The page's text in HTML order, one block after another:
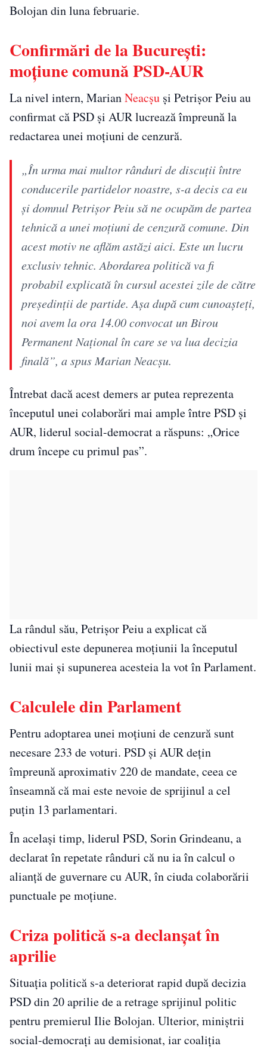
Bolojan din luna februarie.
Confirmări de la București:
moțiune comună PSD-AUR
La nivel intern, MarianNeacșu și Petrișor Peiu au
confirmat că PSD și AUR lucrează împreună la
redactarea unei moțiuni de cenzură.
„În urma mai multor rânduri de discuţii între
conducerile partidelor noastre, s-a decis ca eu
şi domnul Petrişor Peiu să ne ocupăm de partea
tehnică a unei moţiuni de cenzură comune. Din
acest motiv ne aflăm astăzi aici. Este un lucru
exclusiv tehnic. Abordarea politică va fi
probabil explicată în cursul acestei zile de către
preşedinţii de partide. Aşa după cum cunoaşteţi,
noi avem la ora 14.00 convocat un Birou
Permanent Național în care se va lua decizia
finală”, a spus Marian Neacșu.
Întrebat dacă acest demers ar putea reprezenta
începutul unei colaborări mai ample între PSD și
AUR, liderul social-democrat a răspuns: „Orice
drum începe cu primul pas”.
La rândul său, Petrișor Peiu a explicat că
obiectivul este depunerea moțiunii la începutul
lunii mai și supunerea acesteia la vot în Parlament.
Calculele din Parlament
Pentru adoptarea unei moțiuni de cenzură sunt
necesare 233 de voturi. PSD și AUR dețin
împreună aproximativ 220 de mandate, ceea ce
înseamnă că mai este nevoie de sprijinul a cel
puțin 13 parlamentari.
În același timp, liderul PSD, Sorin Grindeanu, a
declarat în repetate rânduri că nu ia în calcul o
alianță de guvernare cu AUR, în ciuda colaborării
punctuale pe moțiune.
Criza politică s-a declanșat în
aprilie
Situația politică s-a deteriorat rapid după decizia
PSD din 20 aprilie de a retrage sprijinul politic
pentru premierul Ilie Bolojan. Ulterior, miniștrii
social-democrați au demisionat, iar coaliția